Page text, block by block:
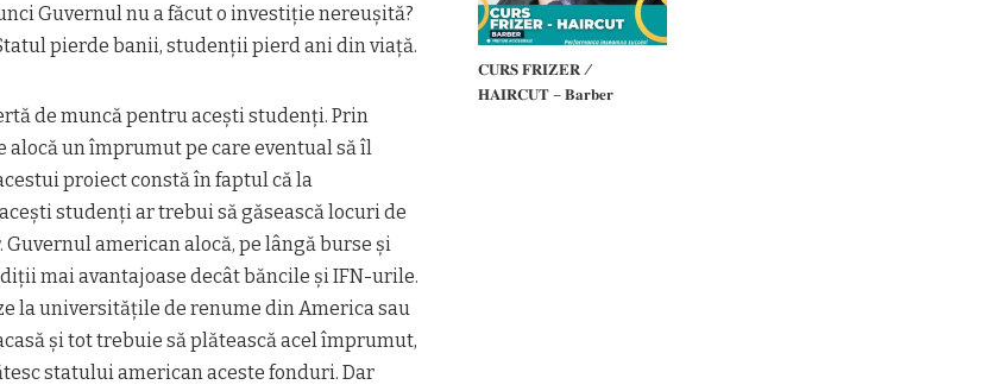
Guvernul nu a făcut o investiție nereușită?
pierde banii, studenții pierd ani din viață.
de muncă pentru acești studenți. Prin
alocă un împrumut pe care eventual să îl
proiect constă în faptul că la
studenți ar trebui să găsească locuri de
american alocă, pe lângă burse și
mai avantajoase decât băncile și IFN-urile.
la universitățile de renume din America sau
și tot trebuie să plătească acel împrumut,
statului american aceste fonduri. Dar
𝐂𝐔𝐑𝐒 𝐅𝐑𝐈𝐙𝐄𝐑 /
𝐇𝐀𝐈𝐑𝐂𝐔𝐓 – 𝐁𝐚𝐫𝐛𝐞𝐫